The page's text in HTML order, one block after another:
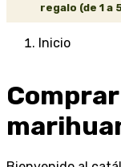
regalo (de 1 a
Inicio